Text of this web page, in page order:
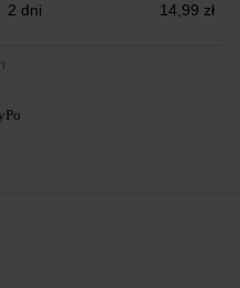
2 dni 14,99 zł